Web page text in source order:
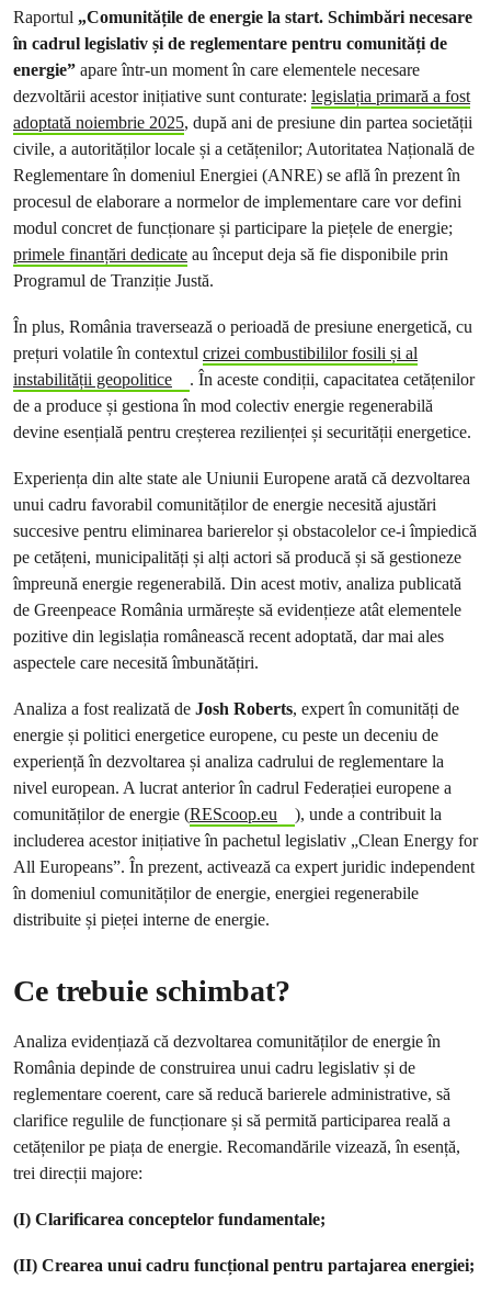
Raportul „Comunitățile de energie la start. Schimbări necesare
în cadrul legislativ și de reglementare pentru comunități de
energie” apare într-un moment în care elementele necesare
dezvoltării acestor inițiative sunt conturate: legislația primară a fost
adoptată noiembrie 2025, după ani de presiune din partea societății
civile, a autorităților locale și a cetățenilor; Autoritatea Națională de
Reglementare în domeniul Energiei (ANRE) se află în prezent în
procesul de elaborare a normelor de implementare care vor defini
modul concret de funcționare și participare la piețele de energie;
primele finanțări dedicate au început deja să fie disponibile prin
Programul de Tranziție Justă.
În plus, România traversează o perioadă de presiune energetică, cu
prețuri volatile în contextul crizei combustibililor fosili și al
instabilității geopolitice
. În aceste condiții, capacitatea cetățenilor
de a produce și gestiona în mod colectiv energie regenerabilă
devine esențială pentru creșterea rezilienței și securității energetice.
Experiența din alte state ale Uniunii Europene arată că dezvoltarea
unui cadru favorabil comunităților de energie necesită ajustări
succesive pentru eliminarea barierelor și obstacolelor ce-i împiedică
pe cetățeni, municipalități și alți actori să producă și să gestioneze
împreună energie regenerabilă. Din acest motiv, analiza publicată
de Greenpeace România urmărește să evidențieze atât elementele
pozitive din legislația românească recent adoptată, dar mai ales
aspectele care necesită îmbunătățiri.
Analiza a fost realizată de Josh Roberts, expert în comunități de
energie și politici energetice europene, cu peste un deceniu de
experiență în dezvoltarea și analiza cadrului de reglementare la
nivel european. A lucrat anterior în cadrul Federației europene a
comunităților de energie (REScoop.eu
), unde a contribuit la
includerea acestor inițiative în pachetul legislativ „Clean Energy for
All Europeans”. În prezent, activează ca expert juridic independent
în domeniul comunităților de energie, energiei regenerabile
distribuite și pieței interne de energie.
Ce trebuie schimbat?
Analiza evidențiază că dezvoltarea comunităților de energie în
România depinde de construirea unui cadru legislativ și de
reglementare coerent, care să reducă barierele administrative, să
clarifice regulile de funcționare și să permită participarea reală a
cetățenilor pe piața de energie. Recomandările vizează, în esență,
trei direcții majore:
(I) Clarificarea conceptelor fundamentale;
(II) Crearea unui cadru funcțional pentru partajarea energiei;